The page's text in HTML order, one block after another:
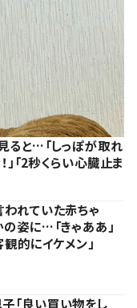
ると…「しっぽが取れ
」「2秒くらい心臓止ま
われていた赤ちゃ
の姿に…「きゃああ」
観的にイケメン」
「良い買い物をし